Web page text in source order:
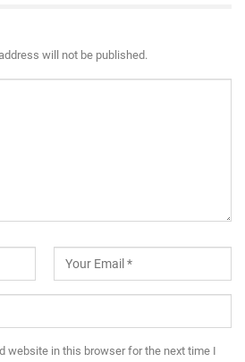
will not be published.
website in this browser for the next time I